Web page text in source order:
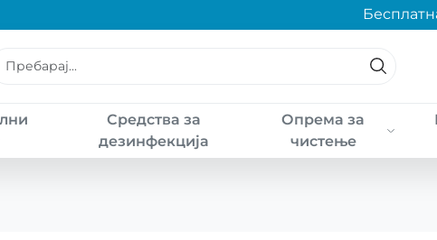
Средства за
дезинфекција
Опрема за
чистење